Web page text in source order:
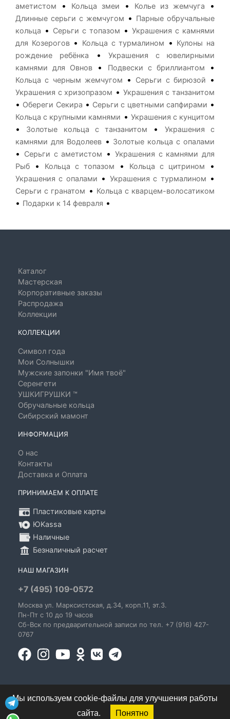
аметистом
• Кольца змеи • Колье из жемчуга •
Длинные серьги с жемчугом • Парные обручальные
кольца • Серьги с топазом • Украшения с камнями
для Козерогов• Кольца с турмалином • Кулоны на
рождение ребёнка
•Украшения с ювелирными
камнями для Овнов
• Подвески с бриллиантом •
Кольца с черным жемчугом • Серьги с бирюзой •
Украшения с хризопразом • Украшения с танзанитом
• Обереги Секира • Серьги с цветными сапфирами •
Кольца с крупными камнями • Украшения с кунцитом
• Золотые кольца с танзанитом •
Украшения с
камнями для Водолеев• Золотые кольца с опалами
• Серьги с аметистом • Украшения с камнями для
Рыб • Кольца с топазом • Кольца с цитрином •
Украшения с опалами • Украшения с турмалином •
Серьги с гранатом • Кольца с кварцем-волосатиком
• Подарки к 14 февраля •
Каталог
Мастерская
Корпоративные заказы
Распродажа
Коллекции
КОЛЛЕКЦИИ
Символ года
Мои Солнышки
Мужские запонки "Имя твоё"
Серенгети
УШКИГРУШКИ ™
Обручальные кольца
Сибирский мамонт
ИНФОРМАЦИЯ
О нас
Контакты
Доставка и Оплата
ПРИНИМАЕМ К ОПЛАТЕ
Пластиковые карты
ЮKassa
Наличные
Безналичный расчет
НАШ МАГАЗИН
+7 (495) 109-0572
Москва ул. Марксистская , д.34, корп.11, эт.3.
Пн-Пт c 10 до 19 часов
Сб-Вск по предварительной записи по тел. +7 (916) 427-
0767
© 1995-2026 GoldenBlues - информация о правах
Мы используем cookie-файлы для улучшения работы
сайта.
Понятно